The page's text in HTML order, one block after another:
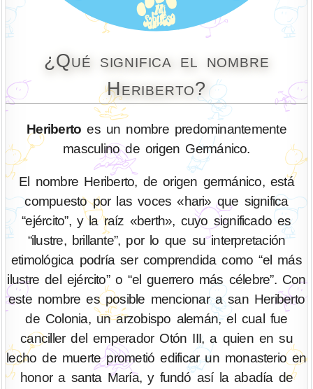
¿Qué significa el nombre
Heriberto?
Heriberto es un nombre predominantemente
masculino de origen Germánico.
El nombre Heriberto, de origen germánico, está
compuesto por las voces «hari» que significa
“ejército”, y la raíz «berth», cuyo significado es
“ilustre, brillante”, por lo que su interpretación
etimológica podría ser comprendida como “el más
ilustre del ejército” o “el guerrero más célebre”. Con
este nombre es posible mencionar a san Heriberto
de Colonia, un arzobispo alemán, el cual fue
canciller del emperador Otón III, a quien en su
lecho de muerte prometió edificar un monasterio en
honor a santa María, y fundó así la abadía de